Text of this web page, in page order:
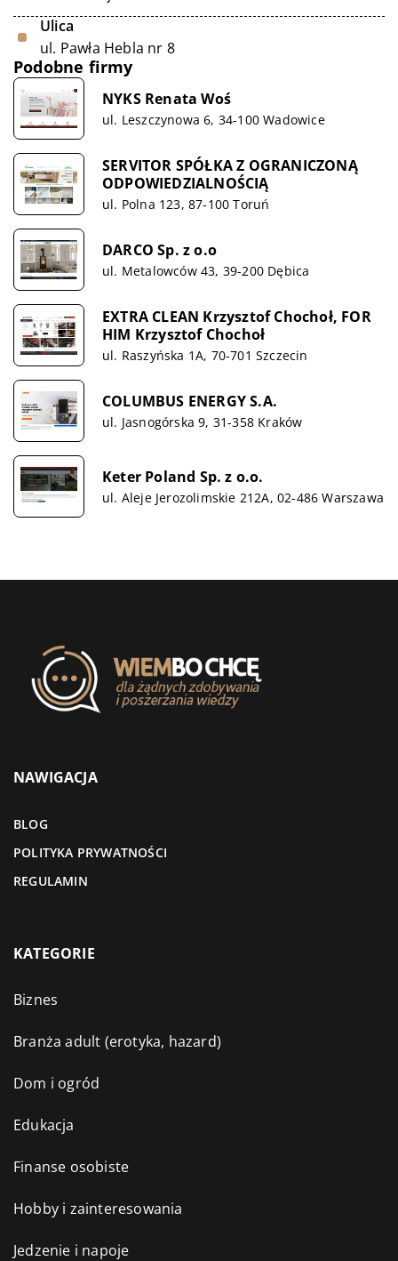
Ulica
ul. Pawła Hebla nr 8
Podobne firmy
NYKS Renata Woś
ul. Leszczynowa 6, 34-100 Wadowice
SERVITOR SPÓŁKA Z OGRANICZONĄ
ODPOWIEDZIALNOŚCIĄ
ul. Polna 123, 87-100 Toruń
DARCO Sp. z o.o
ul. Metalowców 43, 39-200 Dębica
EXTRA CLEAN Krzysztof Chochoł, FOR
HIM Krzysztof Chochoł
ul. Raszyńska 1A, 70-701 Szczecin
COLUMBUS ENERGY S.A.
ul. Jasnogórska 9, 31-358 Kraków
Keter Poland Sp. z o.o.
ul. Aleje Jerozolimskie 212A, 02-486 Warszawa
NAWIGACJA
BLOG
POLITYKA PRYWATNOŚCI
REGULAMIN
KATEGORIE
Biznes
Branża adult (erotyka, hazard)
Dom i ogród
Edukacja
Finanse osobiste
Hobby i zainteresowania
Jedzenie i napoje